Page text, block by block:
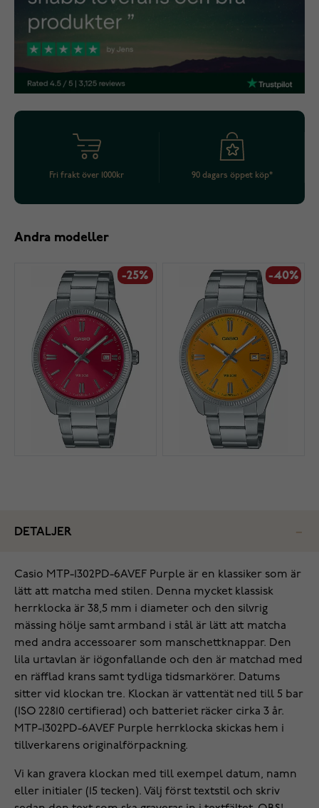
Fri frakt över 1000kr 90 dagars öppet köp*
Andra modeller
-25% -40%
DETALJER
Casio MTP-1302PD-6AVEF Purple är en klassiker som är
lätt att matcha med stilen. Denna mycket klassisk
herrklocka är 38,5 mm i diameter och den silvrig
mässing hölje samt armband i stål är lätt att matcha
med andra accessoarer som manschettknappar. Den
lila urtavlan är iögonfallande och den är matchad med
en räfflad krans samt tydliga tidsmarkörer. Datums
sitter vid klockan tre. Klockan är vattentät ned till 5 bar
(ISO 22810 certifierad) och batteriet räcker cirka 3 år.
MTP-1302PD-6AVEF Purple herrklocka skickas hem i
tillverkarens originalförpackning.
Vi kan gravera klockan med till exempel datum, namn
eller initialer (15 tecken). Välj först textstil och skriv